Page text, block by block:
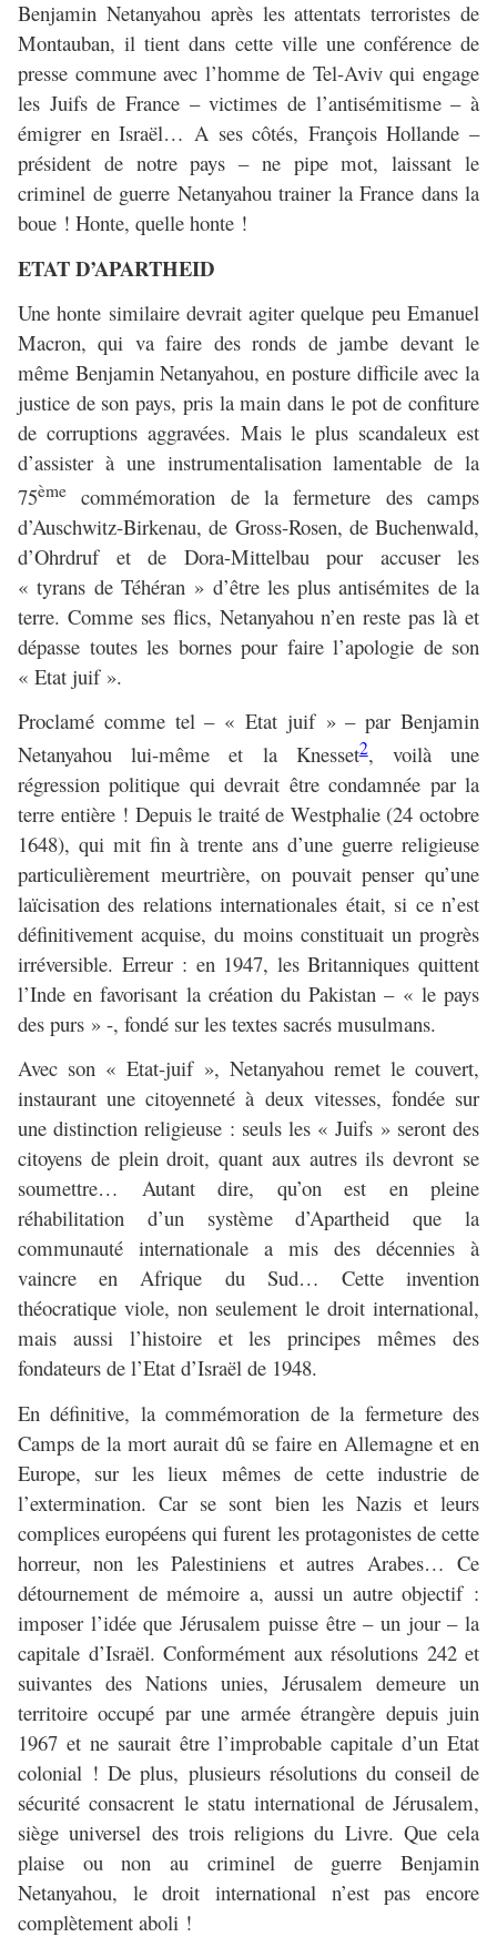
Benjamin Netanyahou après les attentats terroristes de
Montauban, il tient dans cette ville une conférence de
presse commune avec l’homme de Tel-Aviv qui engage
les Juifs de France – victimes de l’antisémitisme – à
émigrer en Israël… A ses côtés, François Hollande –
président de notre pays – ne pipe mot, laissant le
criminel de guerre Netanyahou trainer la France dans la
boue ! Honte, quelle honte !
ETAT D’APARTHEID
Une honte similaire devrait agiter quelque peu Emanuel
Macron, qui va faire des ronds de jambe devant le
même Benjamin Netanyahou, en posture difficile avec la
justice de son pays, pris la main dans le pot de confiture
de corruptions aggravées. Mais le plus scandaleux est
d’assister à une instrumentalisation lamentable de la
75ème
commémoration de la fermeture des camps
d’Auschwitz-Birkenau, de Gross-Rosen, de Buchenwald,
d’Ohrdruf et de Dora-Mittelbau pour accuser les
« tyrans de Téhéran » d’être les plus antisémites de la
terre. Comme ses flics, Netanyahou n’en reste pas là et
dépasse toutes les bornes pour faire l’apologie de son
« Etat juif ».
Proclamé comme tel – « Etat juif » – par Benjamin
Netanyahou lui-même et la Knesset2, voilà une
régression politique qui devrait être condamnée par la
terre entière ! Depuis le traité de Westphalie (24 octobre
1648), qui mit fin à trente ans d’une guerre religieuse
particulièrement meurtrière, on pouvait penser qu’une
laïcisation des relations internationales était, si ce n’est
définitivement acquise, du moins constituait un progrès
irréversible. Erreur : en 1947, les Britanniques quittent
l’Inde en favorisant la création du Pakistan – « le pays
des purs » -, fondé sur les textes sacrés musulmans.
Avec son « Etat-juif », Netanyahou remet le couvert,
instaurant une citoyenneté à deux vitesses, fondée sur
une distinction religieuse : seuls les « Juifs » seront des
citoyens de plein droit, quant aux autres ils devront se
soumettre… Autant dire, qu’on est en pleine
réhabilitation d’un système d’Apartheid que la
communauté internationale a mis des décennies à
vaincre en Afrique du Sud… Cette invention
théocratique viole, non seulement le droit international,
mais aussi l’histoire et les principes mêmes des
fondateurs de l’Etat d’Israël de 1948.
En définitive, la commémoration de la fermeture des
Camps de la mort aurait dû se faire en Allemagne et en
Europe, sur les lieux mêmes de cette industrie de
l’extermination. Car se sont bien les Nazis et leurs
complices européens qui furent les protagonistes de cette
horreur, non les Palestiniens et autres Arabes… Ce
détournement de mémoire a, aussi un autre objectif :
imposer l’idée que Jérusalem puisse être – un jour – la
capitale d’Israël. Conformément aux résolutions 242 et
suivantes des Nations unies, Jérusalem demeure un
territoire occupé par une armée étrangère depuis juin
1967 et ne saurait être l’improbable capitale d’un Etat
colonial ! De plus, plusieurs résolutions du conseil de
sécurité consacrent le statu international de Jérusalem,
siège universel des trois religions du Livre. Que cela
plaise ou non au criminel de guerre Benjamin
Netanyahou, le droit international n’est pas encore
complètement aboli !